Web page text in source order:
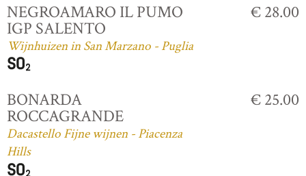
NEGROAMARO IL PUMO
IGP SALENTO
Wijnhuizen in San Marzano - Puglia
€ 28.00
BONARDA
ROCCAGRANDE
Dacastello Fijne wijnen - Piacenza
Hills
€ 25.00